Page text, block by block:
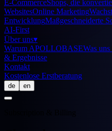
E-CommerceShops, die
WebsitesOnline Marketing
EntwicklungMaßgeschneiderte
AI-First
Über uns▾
Warum APOLLOBASEWas uns
& Ergebnisse
Kontakt
Kostenlose Erstberatung
de en